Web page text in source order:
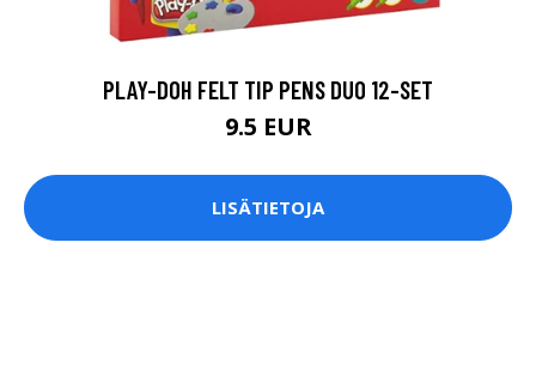
PLAY-DOH FELT TIP PENS DUO 12-SET
9.5 EUR
LISÄTIETOJA